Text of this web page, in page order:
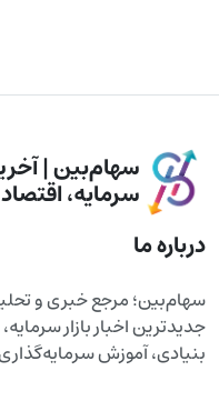
سهام‌بین |
سرمایه،
درباره ما
سهام‌بین؛ مرجع خبری و
جدیدترین اخبار بازار
بنیادی، آموزش